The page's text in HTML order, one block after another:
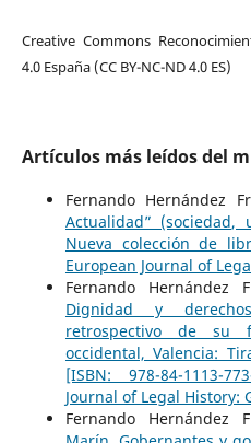
Creative Commons
4.0 España (CC BY-NC-ND 4.0 ES)
Artículos más leídos del
Fernando Hernández
Actualidad” (sociedad,
Nueva colección de
European Journal of
Fernando Hernández
Dignidad y
retrospectivo de su
occidental, Valencia:
[ISBN: 978-84-1113-
Journal of Legal History:
Fernando Hernández